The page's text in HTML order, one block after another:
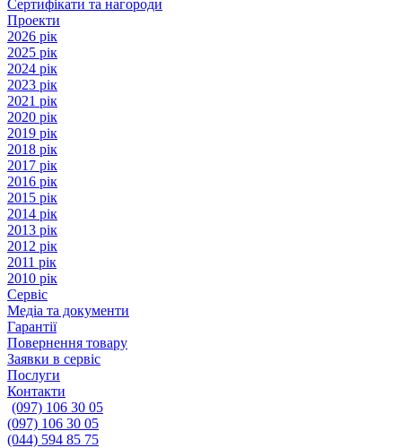
Сертифікати та нагороди
Проекти
2026 рік
2025 рік
2024 рік
2023 рік
2021 рік
2020 рік
2019 рік
2018 рік
2017 рік
2016 рік
2015 рік
2014 рік
2013 рік
2012 рік
2011 рік
2010 рік
Сервіс
Медіа та документи
Гарантії
Повернення товару
Заявки в сервіс
Послуги
Контакти
(097) 106 30 05
(097) 106 30 05
(044) 594 85 75